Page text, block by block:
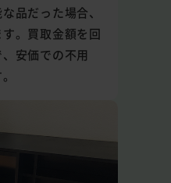
品だった場合、
。買取金額を回
安価での不用